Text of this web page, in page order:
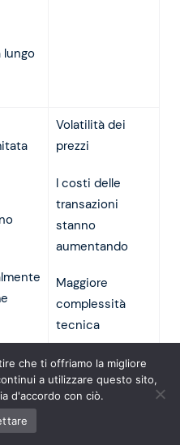
lungo
Volatilità dei
prezzi
I costi delle
transazioni
stanno
aumentando
Maggiore
complessità
tecnica
Commissioni del
gas variabili e
talvolta elevate
che ti offriamo la migliore
a utilizzare questo sito,
d'accordo con ciò.